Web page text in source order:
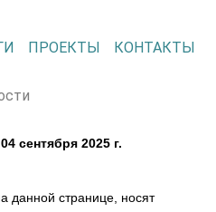
ПРОЕКТЫ
КОНТАКТЫ
сентября 2025 г.
странице, носят